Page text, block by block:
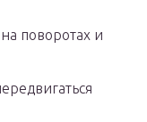
поворотах и